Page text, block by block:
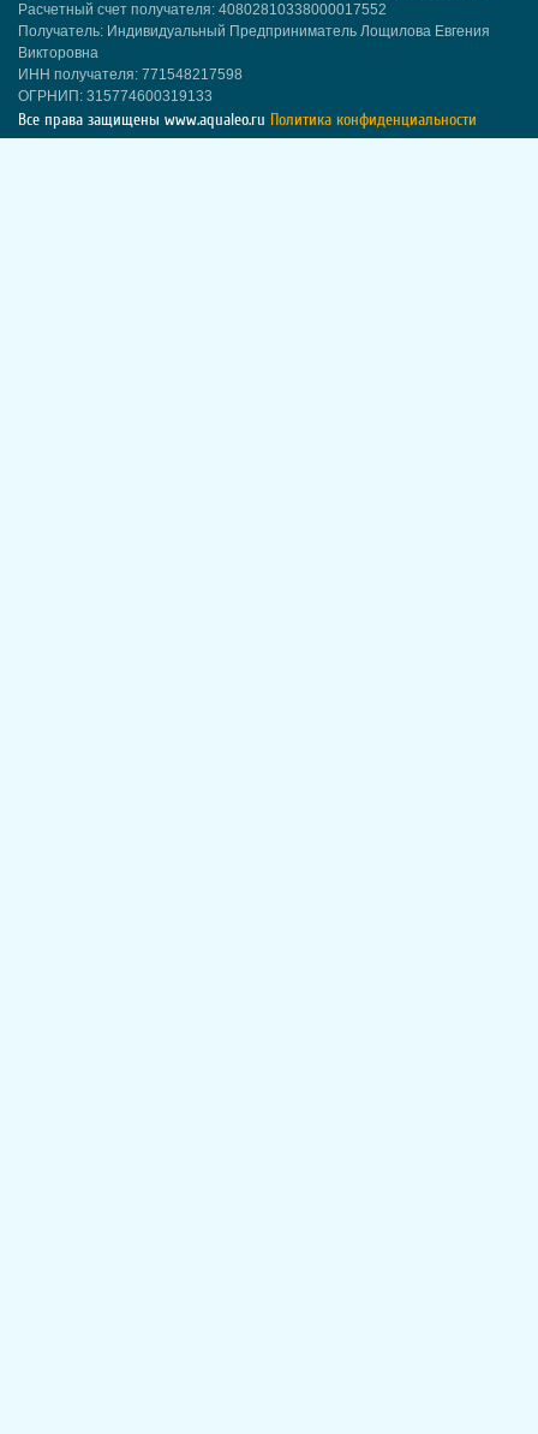
Расчетный счет получателя: 40802810338000017552
Получатель: Индивидуальный Предприниматель Лощилова Евгения
Викторовна
ИНН получателя: 771548217598
ОГРНИП: 315774600319133
Все права защищены www.aqualeo.ru Политика конфиденциальности